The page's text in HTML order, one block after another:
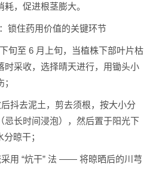
，促进根茎膨大。
住药用价值的关键环节
至 6 月上旬，当植株下部叶片枯
时采收，选择晴天进行，用锄头小
去泥土，剪去须根，按大小分
忌长时间浸泡），然后置于阳光下
晾干；
“炕干” 法 —— 将晾晒后的川芎